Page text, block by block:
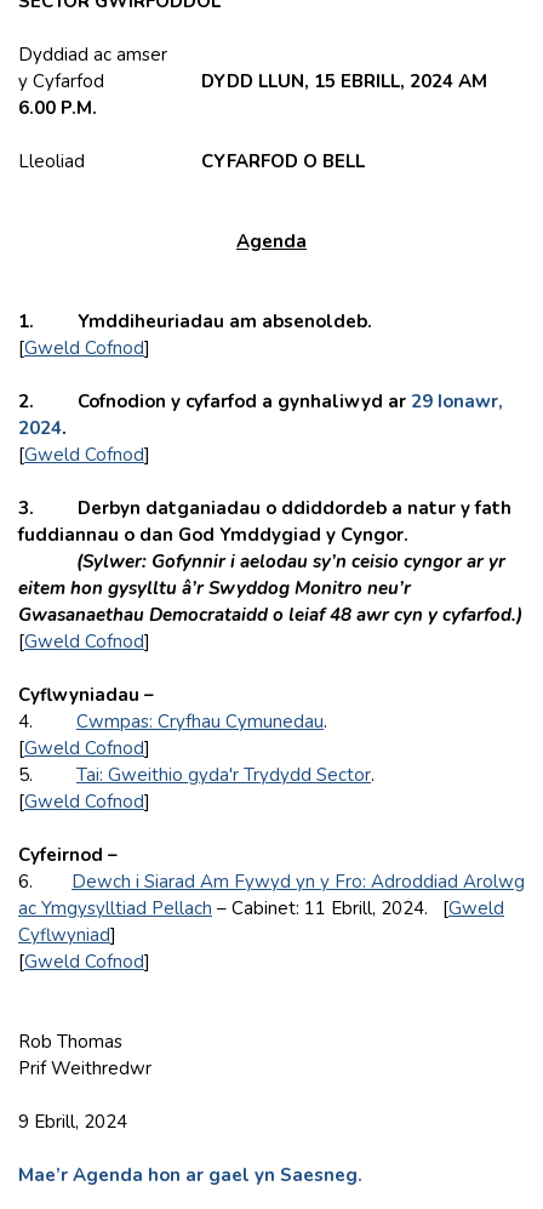
Dyddiad ac amser
y Cyfarfod DYDD LLUN, 15 EBRILL, 2024 AM
6.00 P.M.
Lleoliad CYFARFOD O BELL
Agenda
1. Ymddiheuriadau am absenoldeb.
[Gweld Cofnod]
2. Cofnodion y cyfarfod a gynhaliwyd ar 29 Ionawr,
2024.
[Gweld Cofnod]
3. Derbyn datganiadau o ddiddordeb a natur y fath
fuddiannau o dan God Ymddygiad y Cyngor.
(Sylwer: Gofynnir i aelodau sy’n ceisio cyngor ar yr
eitem hon gysylltu â’r Swyddog Monitro neu’r
Gwasanaethau Democrataidd o leiaf 48 awr cyn y cyfarfod.)
[Gweld Cofnod]
Cyflwyniadau –
4. Cwmpas: Cryfhau Cymunedau.
[Gweld Cofnod]
5. Tai: Gweithio gyda'r Trydydd Sector.
[Gweld Cofnod]
Cyfeirnod –
6. Dewch i Siarad Am Fywyd yn y Fro: Adroddiad Arolwg
ac Ymgysylltiad Pellach – Cabinet: 11 Ebrill, 2024. [Gweld
Cyflwyniad]
[Gweld Cofnod]
Rob Thomas
Prif Weithredwr
9 Ebrill, 2024
Mae’r Agenda hon ar gael yn Saesneg.